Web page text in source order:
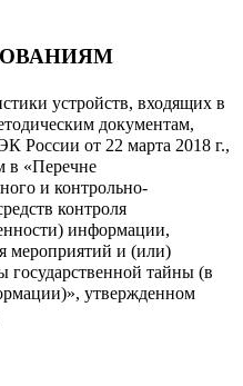
устройств, входящих в
документам,
России от 22 марта 2018 г.,
в «Перечне
и контрольно-
контроля
информации,
мероприятий и (или)
государственной тайны (в
утвержденном